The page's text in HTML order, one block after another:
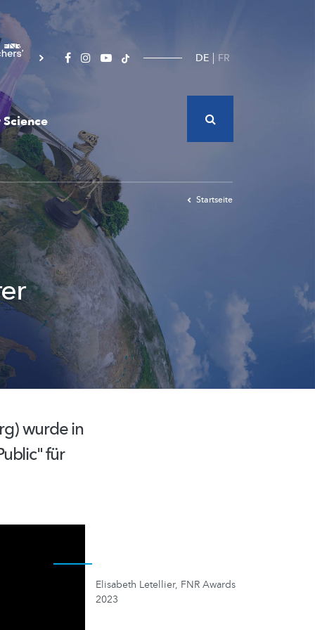
DE FR
Startseite
wurde in
für
Elisabeth Letellier, FNR Awards
2023